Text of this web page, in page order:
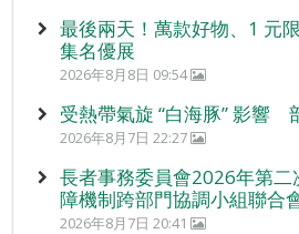
最後兩天！萬款好物、1 元
集名優展
2026年8月8日 09:54
受熱帶氣旋 “白海豚” 影響
2026年8月7日 22:27
長者事務委員會2026年第二
障機制跨部門協調小組聯合
2026年8月7日 20:41